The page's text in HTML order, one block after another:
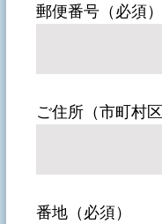
郵便番号（必須）
ご住所（市町村
番地（必須）